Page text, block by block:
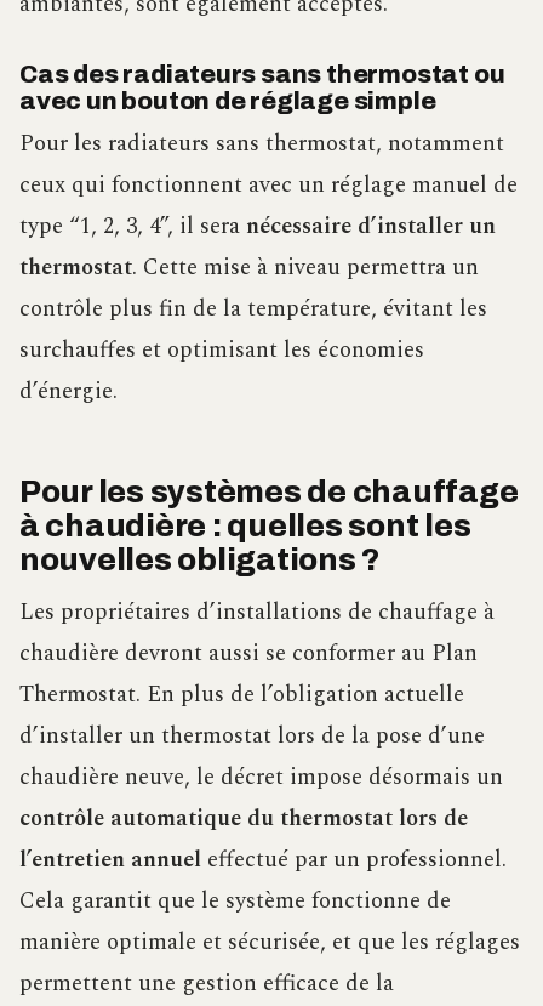
Cas des radiateurs sans thermostat ou
avec un bouton de réglage simple
Pour les radiateurs sans thermostat, notamment
ceux qui fonctionnent avec un réglage manuel de
type “1, 2, 3, 4”, il sera nécessaire d’installer un
thermostat. Cette mise à niveau permettra un
contrôle plus fin de la température, évitant les
surchauffes et optimisant les économies
d’énergie.
Pour les systèmes de chauffage
à chaudière : quelles sont les
nouvelles obligations ?
Les propriétaires d’installations de chauffage à
chaudière devront aussi se conformer au Plan
Thermostat. En plus de l’obligation actuelle
d’installer un thermostat lors de la pose d’une
chaudière neuve, le décret impose désormais un
contrôle automatique du thermostat lors de
l’entretien annuel effectué par un professionnel.
Cela garantit que le système fonctionne de
manière optimale et sécurisée, et que les réglages
permettent une gestion efficace de la